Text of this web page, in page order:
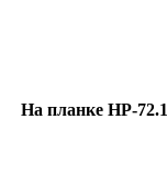
На планке HP-